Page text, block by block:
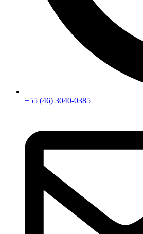
+55 (46) 3040-0385